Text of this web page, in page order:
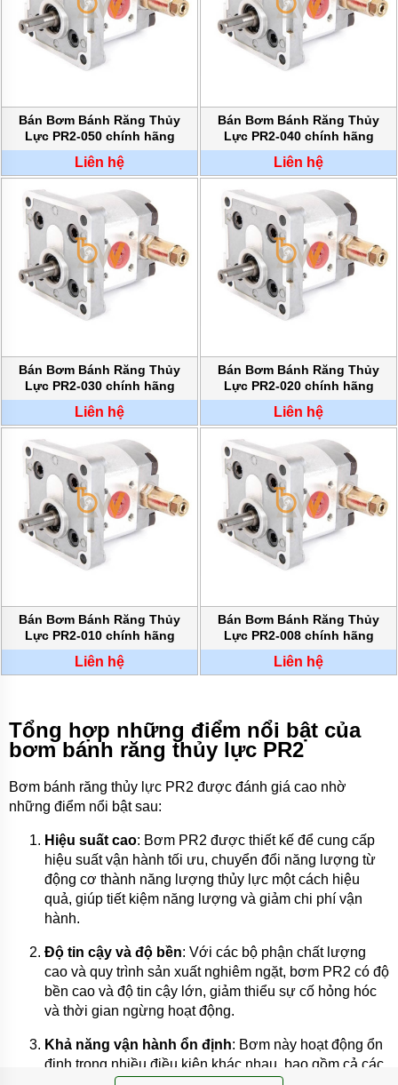
BƠM
TRỤC
PHẨM
MÁY
HÚT
THÙNG
PHUY
CÔNG
NGHIỆP
BƠM
HÚT
BƠM KHÍ
HÓA
LỎNG,
BƠM KHÍ
AMONIAC
ĐỘNG
VAN
VÒI
PHỤ
KIỆN
BƠM
VẤN
MUA
HÀNG
GIỚI
SẢN
MỚI
ĐỘNG
NHẬT
CHẤT
LƯỢNG
Bán Bơm Bánh Răng Thủy
Lực PR2-050 chính hãng
Liên hệ
Bán Bơm Bánh Răng Thủy
Lực PR2-040 chính hãng
Liên hệ
Bán Bơm Bánh Răng Thủy
Lực PR2-030 chính hãng
Liên hệ
Bán Bơm Bánh Răng Thủy
Lực PR2-020 chính hãng
Liên hệ
Bán Bơm Bánh Răng Thủy
Lực PR2-010 chính hãng
Liên hệ
Bán Bơm Bánh Răng Thủy
Lực PR2-008 chính hãng
Liên hệ
Tổng hợp những điểm nổi bật của
bơm bánh răng thủy lực PR2
Bơm bánh răng thủy lực PR2 được đánh giá cao nhờ
những điểm nổi bật sau:
Hiệu suất cao: Bơm PR2 được thiết kế để cung cấp
hiệu suất vận hành tối ưu, chuyển đổi năng lượng từ
động cơ thành năng lượng thủy lực một cách hiệu
quả, giúp tiết kiệm năng lượng và giảm chi phí vận
hành.
Độ tin cậy và độ bền: Với các bộ phận chất lượng
cao và quy trình sản xuất nghiêm ngặt, bơm PR2 có độ
bền cao và độ tin cậy lớn, giảm thiểu sự cố hỏng hóc
và thời gian ngừng hoạt động.
Khả năng vận hành ổn định: Bơm này hoạt động ổn
định trong nhiều điều kiện khác nhau, bao gồm cả các